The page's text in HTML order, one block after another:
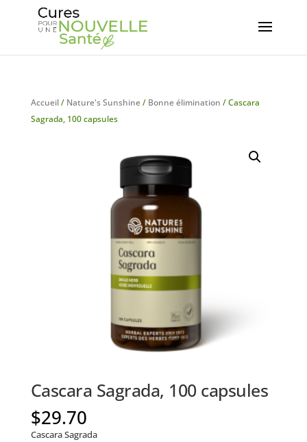
Accueil/ Nature's Sunshine/ Bonne élimination / Cascara
Sagrada, 100 capsules
Cascara Sagrada, 100 capsules
$29.70
Cascara Sagrada